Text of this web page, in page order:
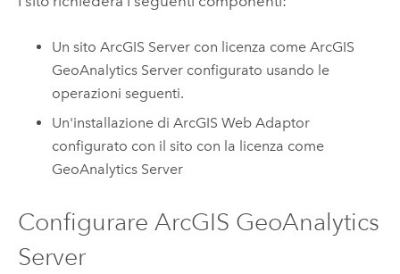
Un sitoArcGIS Server con licenza comeArcGIS
GeoAnalytics Server configurato usando le
operazioni seguenti.
Un'installazione diArcGIS Web Adaptor
configurato con il sito con la licenza come
GeoAnalytics Server
Configurare ArcGIS GeoAnalytics
Server